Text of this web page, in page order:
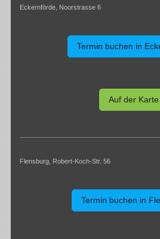
Eckernförde, Noorstrasse 6
Termin buchen in
Auf der Karte
Flensburg, Robert-Koch-Str. 56
Termin buchen in